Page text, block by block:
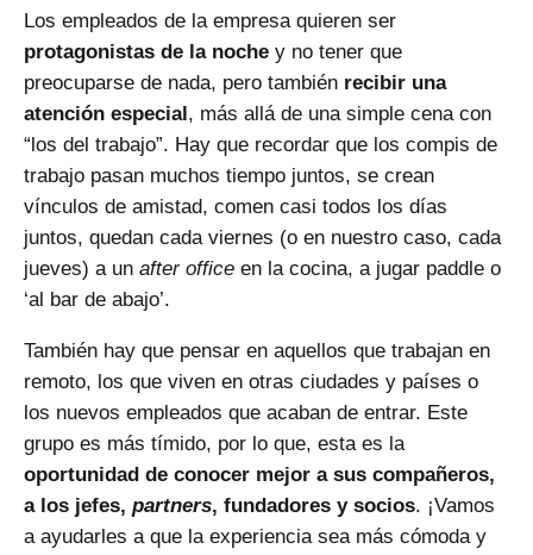
Los empleados de la empresa quieren ser
protagonistas de la noche y no tener que
preocuparse de nada, pero también recibir una
atención especial, más allá de una simple cena con
“los del trabajo”. Hay que recordar que los compis de
trabajo pasan muchos tiempo juntos, se crean
vínculos de amistad, comen casi todos los días
juntos, quedan cada viernes (o en nuestro caso, cada
jueves) a un after office en la cocina, a jugar paddle o
‘al bar de abajo’.
También hay que pensar en aquellos que trabajan en
remoto, los que viven en otras ciudades y países o
los nuevos empleados que acaban de entrar. Este
grupo es más tímido, por lo que, esta es la
oportunidad de conocer mejor a sus compañeros,
a los jefes, partners, fundadores y socios. ¡Vamos
a ayudarles a que la experiencia sea más cómoda y